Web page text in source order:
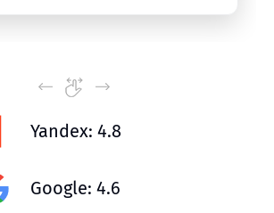
Yandex: 4.8
Google: 4.6